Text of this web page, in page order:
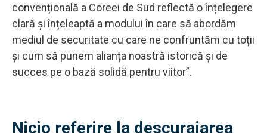
convențională a Coreei de Sud reflectă o înțelegere
clară și înțeleaptă a modului în care să abordăm
mediul de securitate cu care ne confruntăm cu toții
și cum să punem alianța noastră istorică și de
succes pe o bază solidă pentru viitor”.
Nicio referire la descurajarea